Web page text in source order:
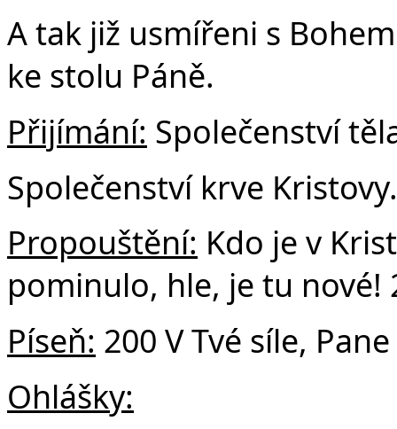
A tak již usmířeni s
ke stolu Páně.
Přijímání: Společenství
Společenství krve Kristovy.
Propouštění: Kdo je v
pominulo, hle, je tu nové!
Píseň: 200 V Tvé síle,
Ohlášky: